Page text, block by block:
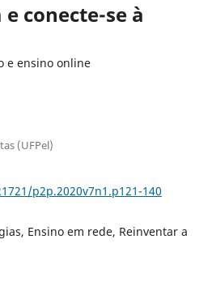
conecte-se à
e ensino online
(UFPel)
p2p.2020v7n1.p121-140
Ensino em rede, Reinventar a